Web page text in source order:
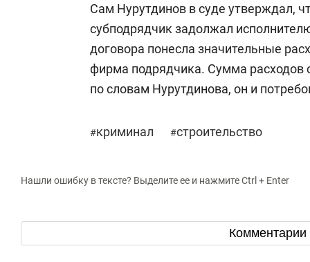
Сам Нурутдинов в суде утверждал,
субподрядчик задолжал
договора понесла значительные
фирма подрядчика. Сумма расходов
по словам Нурутдинова, он и
#криминал #строительство
Нашли ошибку в тексте? Выделите ее и нажмите Ctrl + Enter
Комментарии